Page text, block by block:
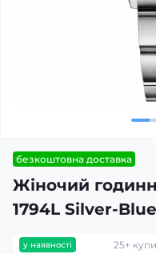
безкоштовна доставка
Жіночий
1794L Silver-Blue
у наявності 25+